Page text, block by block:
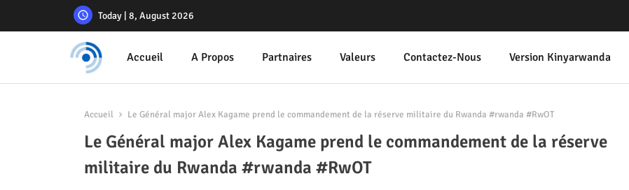
Today | 8, August 2026
Accueil A Propos Partnaires Valeurs Contactez-Nous Version Kinyarwanda
Accueil Le Général major Alex Kagame prend le commandement de la réserve militaire du Rwanda #rwanda #RwOT
Le Général major Alex Kagame prend le commandement de la réserve
militaire du Rwanda #rwanda #RwOT